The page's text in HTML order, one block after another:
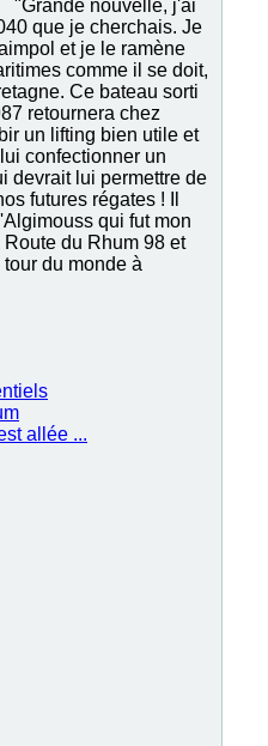
"Grande nouvelle, j'ai
que je cherchais. Je
et je le ramène
comme il se doit,
Ce bateau sorti
retournera chez
un lifting bien utile et
confectionner un
devrait lui permettre de
futures régates ! Il
qui fut mon
du Rhum 98 et
du monde à
allée ...